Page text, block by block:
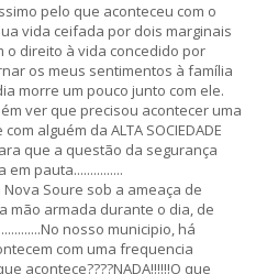
pelo que aconteceu com o
vida ceifada por dois marginais
o direito à vida concedido por
os meus sentimentos à família
morre um pouco junto com ele.
ver que precisou acontecer uma
alguém da ALTA SOCIEDADE
que a questão da segurança
pauta...............
Soure sob a ameaça de
mão armada durante o dia, de
nosso municipio, há
com uma frequencia
acontece????NADA!!!!!!O que